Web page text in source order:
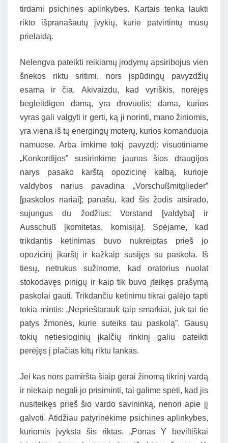
tirdami psichines aplinkybes. Kartais tenka laukti
rikto išpranašautų įvykių, kurie patvirtintų mūsų
prielaidą.
Nelengva pateikti reikiamų įrodymų apsiribojus vien
šnekos riktu sritimi, nors įspūdingų pavyzdžių
esama ir čia. Akivaizdu, kad vyriškis, norėjęs
begleitdigen damą, yra drovuolis; dama, kurios
vyras gali valgyti ir gerti, ką ji norinti, mano žiniomis,
yra viena iš tų energingų moterų, kurios komanduoja
namuose. Arba imkime tokį pavyzdį: visuotiniame
„Konkordijos” susirinkime jaunas šios draugijos
narys pasako karštą opozicinę kalbą, kurioje
valdybos narius pavadina „Vorschußmitglieder”
[paskolos nariai]; panašu, kad šis žodis atsirado,
sujungus du žodžius: Vorstand [valdyba] ir
Ausschuß [komitetas, komisija]. Spėjame, kad
trikdantis ketinimas buvo nukreiptas prieš jo
opozicinį įkarštį ir kažkaip susijęs su paskola. Iš
tiesų, netrukus sužinome, kad oratorius nuolat
stokodavęs pinigų ir kaip tik buvo įteikęs prašymą
paskolai gauti. Trikdančiu ketinimu tikrai galėjo tapti
tokia mintis: „Neprieštarauk taip smarkiai, juk tai tie
patys žmonės, kurie suteiks tau paskolą”. Gausų
tokių netiesioginių įkalčių rinkinį galiu pateikti
perėjęs į plačias kitų riktu lankas.
Jei kas nors pamiršta šiaip gerai žinomą tikrinį vardą
ir niekaip negali jo prisiminti, tai galime spėti, kad jis
nusiteikęs prieš šio vardo savininką, nenori apie jį
galvoti. Atidžiau patyrinėkime psichines aplinkybes,
kuriomis įvyksta šis riktas. „Ponas Y beviltiškai